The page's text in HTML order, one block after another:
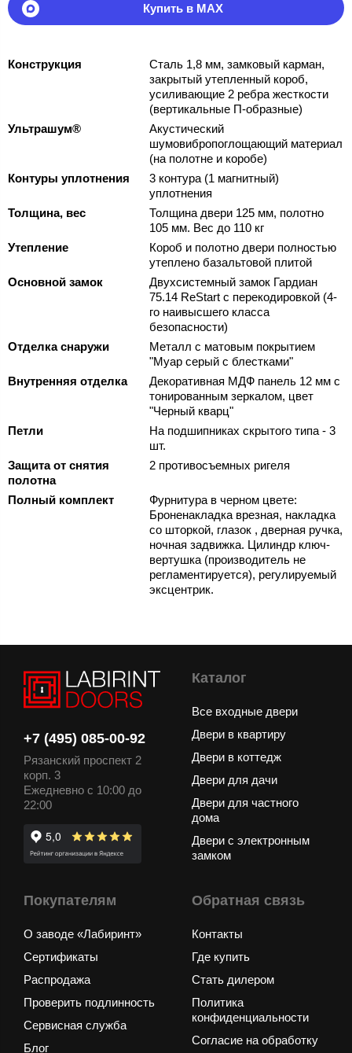
Купить в MAX
Конструкция
Сталь 1,8 мм, замковый карман,
закрытый утепленный короб,
усиливающие 2 ребра жесткости
(вертикальные П-образные)
Ультрашум®
Акустический
шумовибропоглощающий материал
(на полотне и коробе)
Контуры уплотнения
3 контура (1 магнитный)
уплотнения
Толщина, вес
Толщина двери 125 мм, полотно
105 мм. Вес до 110 кг
Утепление
Короб и полотно двери полностью
утеплено базальтовой плитой
Основной замок
Двухсистемный замок Гардиан
75.14 ReStart с перекодировкой (4-
го наивысшего класса
безопасности)
Отделка снаружи
Металл с матовым покрытием
"Муар серый с блестками"
Внутренняя отделка
Декоративная МДФ панель 12 мм с
тонированным зеркалом, цвет
"Черный кварц"
Петли
На подшипниках скрытого типа - 3
шт.
Защита от снятия
полотна
2 противосъемных ригеля
Полный комплект
Фурнитура в черном цвете:
Броненакладка врезная, накладка
со шторкой, глазок , дверная ручка,
ночная задвижка. Цилиндр ключ-
вертушка (производитель не
регламентируется), регулируемый
эксцентрик.
+7 (495) 085-00-92
Рязанский проспект 2
корп. 3
Ежедневно с 10:00 до
22:00
Каталог
Все входные двери
Двери в квартиру
Двери в коттедж
Двери для дачи
Двери для частного
дома
Двери с электронным
замком
Покупателям
О заводе «Лабиринт»
Сертификаты
Распродажа
Проверить подлинность
Сервисная служба
Блог
Обратная связь
Контакты
Где купить
Стать дилером
Политика
конфиденциальности
Согласие на обработку